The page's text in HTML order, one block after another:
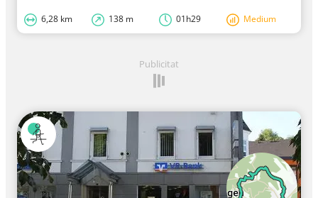
6,28 km 138 m 01h29 Medium
Publicitat